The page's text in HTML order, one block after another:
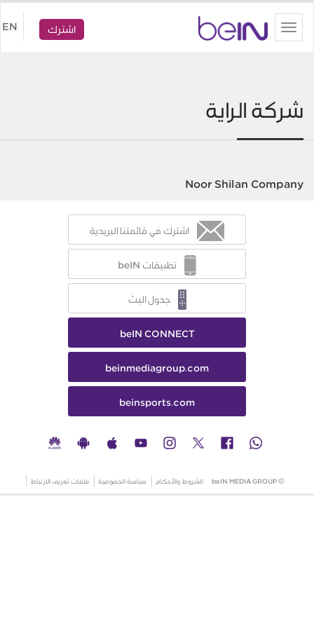
Toggle
navigation
اشترك EN
شركة الراية
Noor Shilan Company
اشترك في قائمتنا البريدية
تطبيقات beIN
جدول البث
beIN CONNECT
beinmediagroup.com
beinsports.com
© beIN MEDIA GROUP الشروط والأحكام سياسة الخصوصية ملفات تعريف الارتباط